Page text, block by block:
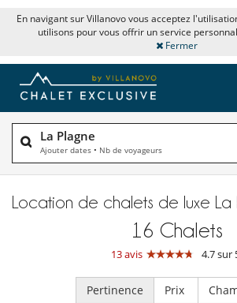
En navigant sur Villanovo vous acceptez
utilisons pour vous offrir un service
Fermer
La Plagne
Ajouter dates • Nb de voyageurs
Location de chalets de luxe La
16 Chalets
13 avis 4.7 sur
Pertinence Prix